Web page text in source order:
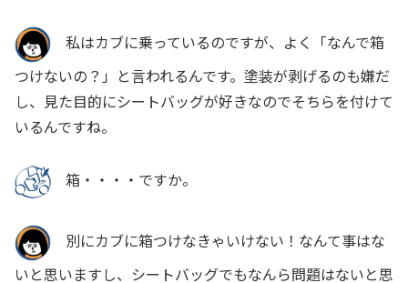
私はカブに乗っているのですが、よく「なんで箱
つけないの？」と言われるんです。塗装が剥げるのも嫌だ
し、見た目的にシートバッグが好きなのでそちらを付けて
いるんですね。
箱・・・・ですか。
別にカブに箱つけなきゃいけない！なんて事はな
いと思いますし、シートバッグでもなんら問題はないと思